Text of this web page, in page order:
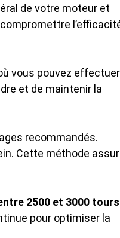
de votre moteur et
vous pouvez effectuer
et de maintenir la
recommandés.
Cette méthode
2500 et 3000 tours
pour optimiser la